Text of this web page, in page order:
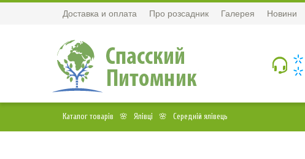
Доставка и оплата Про розсадник Галерея Новини
Каталог товарів Ялівці Середній ялівець